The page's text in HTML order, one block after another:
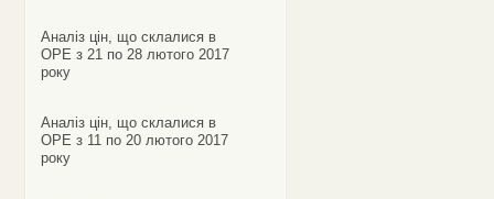
Аналіз цін, що склалися в
ОРЕ з 21 по 28 лютого 2017
року
Аналіз цін, що склалися в
ОРЕ з 11 по 20 лютого 2017
року